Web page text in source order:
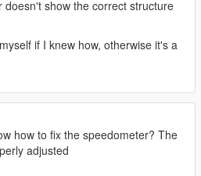
doesn't show the correct structure
if I knew how, otherwise it's a
how to fix the speedometer? The
adjusted